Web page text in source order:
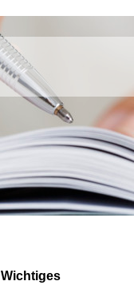
Wichtiges